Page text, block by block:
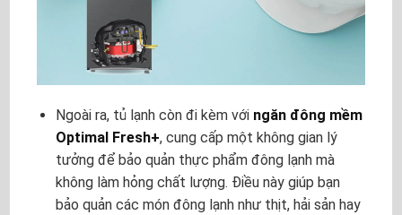
Ngoài ra, tủ lạnh còn đi kèm với ngăn đông mềm
Optimal Fresh+, cung cấp một không gian lý
tưởng để bảo quản thực phẩm đông lạnh mà
không làm hỏng chất lượng. Điều này giúp bạn
bảo quản các món đông lạnh như thịt, hải sản hay